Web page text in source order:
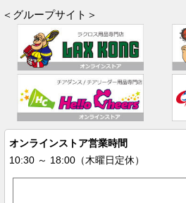
＜グループサイト＞
オンラインストア営業時間
10:30 ～ 18:00（木曜日定休）